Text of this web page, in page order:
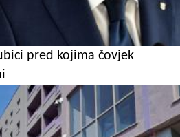
pred kojima čovjek